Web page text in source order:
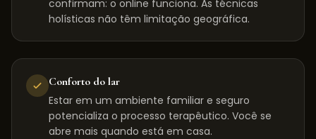
confirmam: o online funciona. As técnicas
holísticas não têm limitação geográfica.
Conforto do lar
Estar em um ambiente familiar e seguro
potencializa o processo terapêutico. Você se
abre mais quando está em casa.